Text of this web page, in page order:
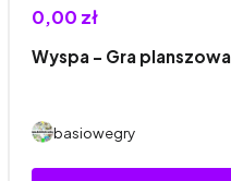
0,00 zł
Wyspa – Gra planszowa
basiowegry